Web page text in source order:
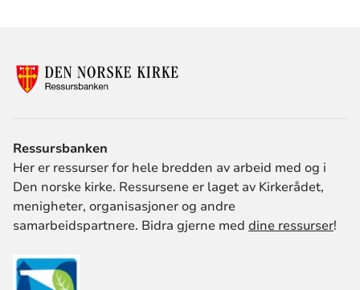
Ressursbanken
Her er ressurser for hele bredden av arbeid med og i
Den norske kirke. Ressursene er laget av Kirkerådet,
menigheter, organisasjoner og andre
samarbeidspartnere. Bidra gjerne med dine ressurser!